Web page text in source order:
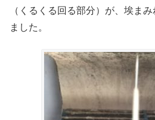
（くるくる回る部分）が、埃ま
ました。